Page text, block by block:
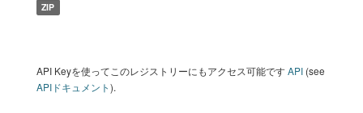
ZIP
API Keyを使ってこのレジストリーにもアクセス可能ですAPI (see
APIドキュメント).